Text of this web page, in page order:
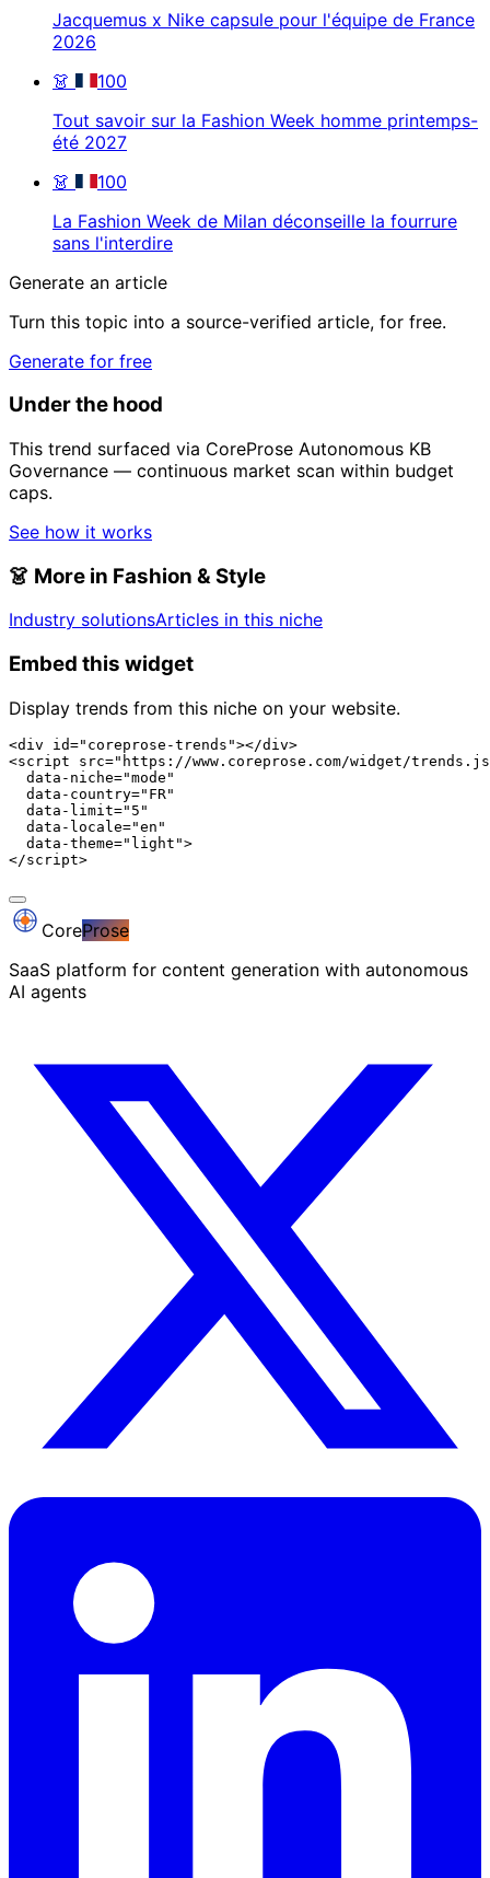
Jacquemus x Nike capsule pour l'équipe de France
2026
👗
100
Tout savoir sur la Fashion Week homme printemps-
été 2027
👗
100
La Fashion Week de Milan déconseille la fourrure
sans l'interdire
Generate an article
Turn this topic into a source-verified article, for free.
Generate for free
Under the hood
This trend surfaced via CoreProse Autonomous KB
Governance — continuous market scan within budget
caps.
See how it works
👗 More in Fashion & Style
Industry solutionsArticles in this niche
Embed this widget
Display trends from this niche on your website.
<div id="coreprose-trends"></div>
<script src="https://www.coreprose.com/widget/
  data-niche="mode"
  data-country="FR"
  data-limit="5"
  data-locale="en"
  data-theme="light">
</script>
CoreProse
SaaS platform for content generation with autonomous
AI agents